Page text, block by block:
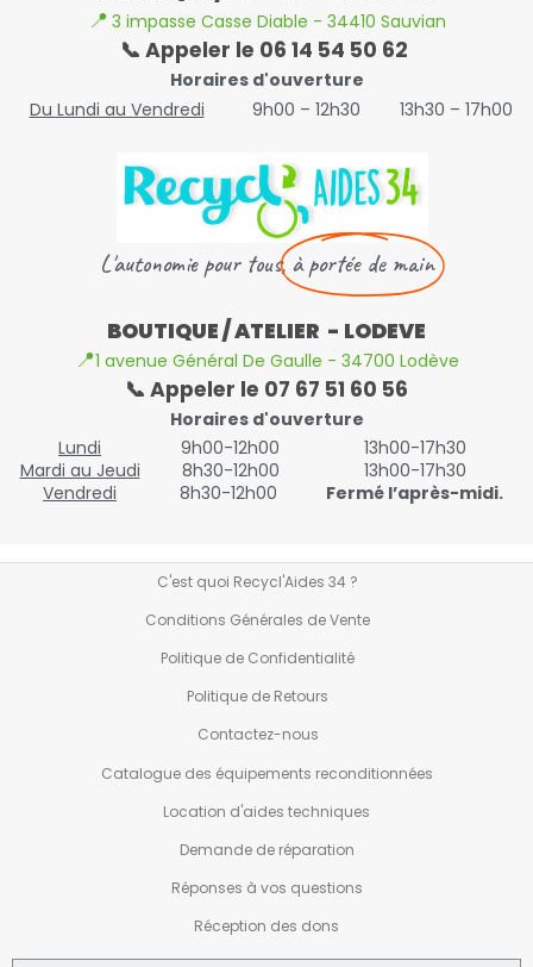
📍 3 impasse Casse Diable - 34410 Sauvian
📞 Appeler le 06 14 54 50 62
Horaires d'ouverture
Du Lundi au Vendredi
9h00 – 12h30 13h30 – 17h00
L'autonomie pour tous,à portée de main
BOUTIQUE / ATELIER - LODEVE
📍1 avenue Général De Gaulle - 34700 Lodève
📞 Appeler le 07 67 51 60 56
Horaires d'ouverture
Lundi
9h00-12h00
13h00-17h30
Mardi au Jeudi
8h30-12h00
13h00-17h30
Vendredi
8h30-12h00 Fermé l’après-midi.
C'est quoi Recycl'Aides 34 ?
Conditions Générales de Vente
Politique de Confidentialité
Politique de Retours
Contactez-nous
Catalogue des équipements reconditionnées
Location d'aides techniques
Demande de réparation
Réponses à vos questions
Réception des dons